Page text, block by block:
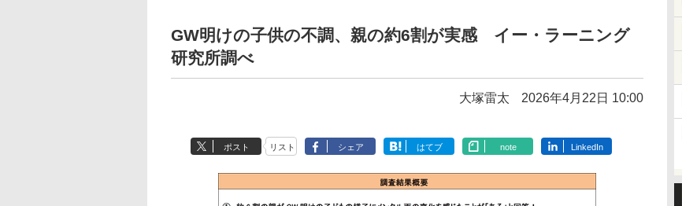
GW明けの子供の不調、親の約6割が実感 イー・ラーニング
研究所調べ
大塚雷太 2026年4月22日 10:00
ポスト リスト シェア はてブ note LinkedIn